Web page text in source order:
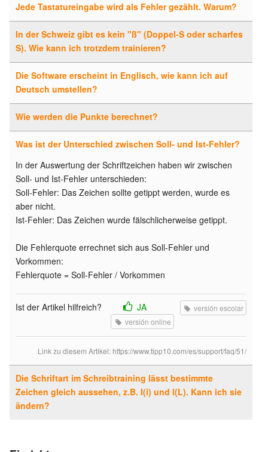
Jede Tastatureingabe wird als Fehler gezählt. Warum?
In der Schweiz gibt es kein "ß" (Doppel-S oder scharfes
S). Wie kann ich trotzdem trainieren?
Die Software erscheint in Englisch, wie kann ich auf
Deutsch umstellen?
Wie werden die Punkte berechnet?
Was ist der Unterschied zwischen Soll- und Ist-Fehler?
In der Auswertung der Schriftzeichen haben wir zwischen
Soll- und Ist-Fehler unterschieden:
Soll-Fehler: Das Zeichen sollte getippt werden, wurde es
aber nicht.
Ist-Fehler: Das Zeichen wurde fälschlicherweise getippt.
Die Fehlerquote errechnet sich aus Soll-Fehler und
Vorkommen:
Fehlerquote = Soll-Fehler / Vorkommen
Ist der Artikel hilfreich? JA
versión escolar
versión online
Link zu diesem Artikel: https://www.tipp10.com/es/support/faq/51/
Die Schriftart im Schreibtraining lässt bestimmte
Zeichen gleich aussehen, z.B. I(i) und l(L). Kann ich sie
ändern?